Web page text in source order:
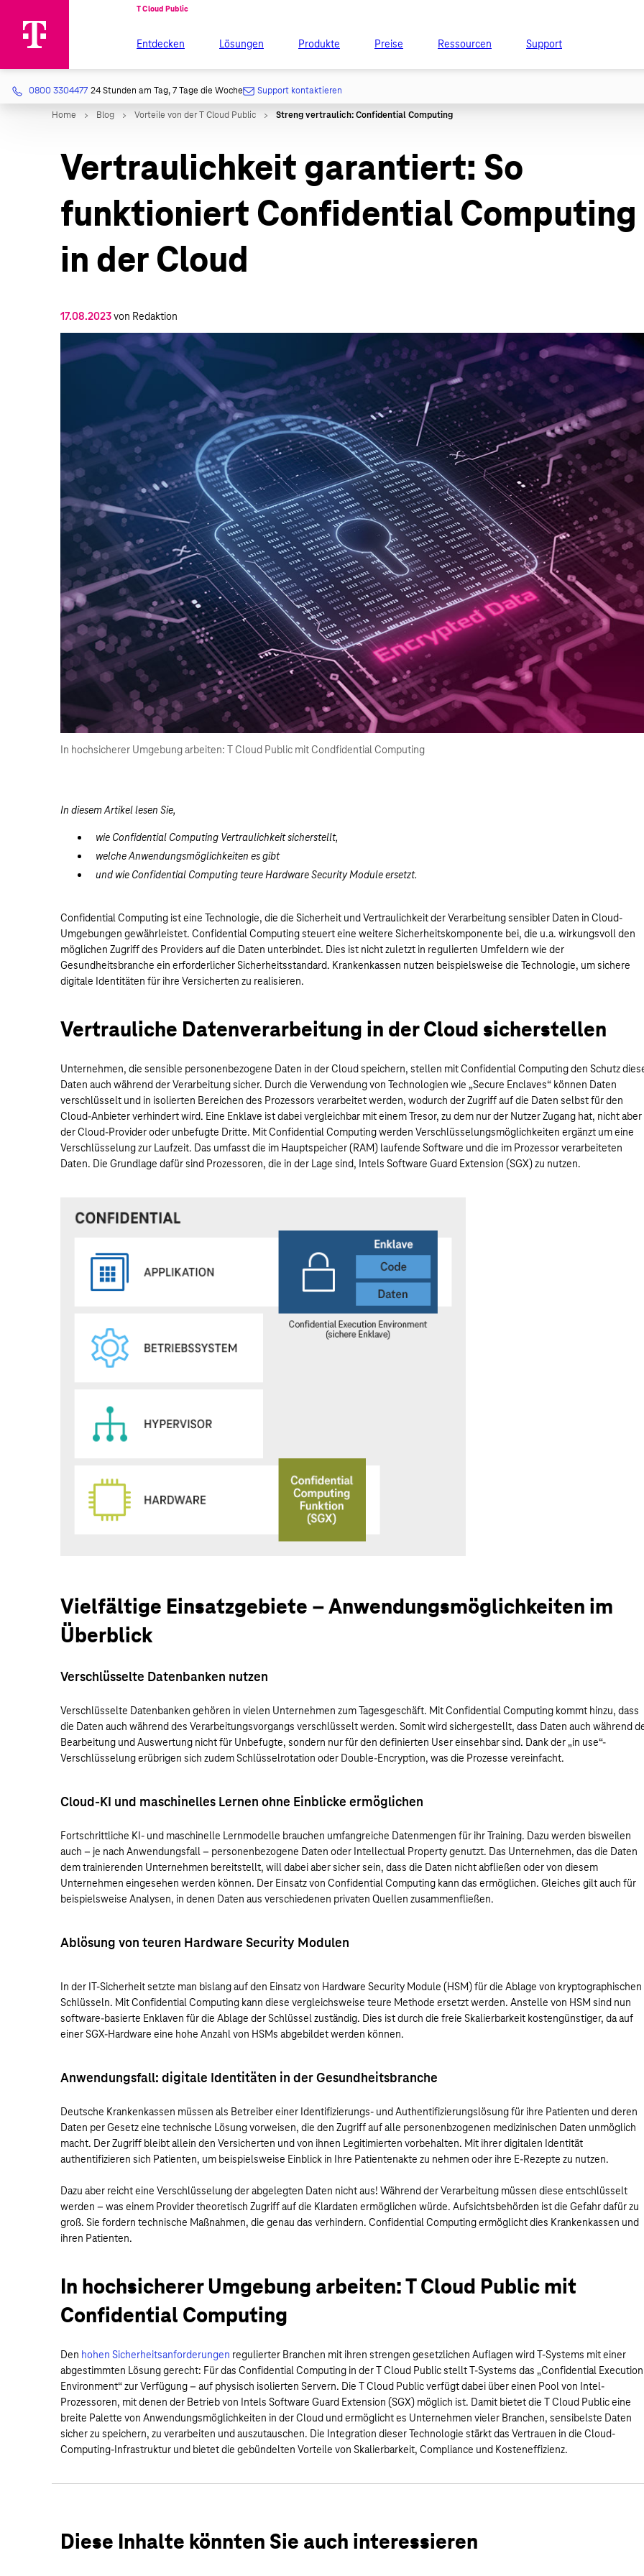
Entdecken Lösungen Produkte Preise Ressourcen Support
0800 3304477 24 Stunden am Tag, 7 Tage die Woche Support kontaktieren
Vertraulichkeit garantiert: So
funktioniert Confidential Computing
in der Cloud
17.08.2023von Redaktion
In hochsicherer Umgebung arbeiten: T Cloud Public mit Condfidential Computing
In diesem Artikel lesen Sie,
wie Confidential Computing Vertraulichkeit sicherstellt,
welche Anwendungsmöglichkeiten es gibt
und wie Confidential Computing teure Hardware Security Module ersetzt.
Confidential Computing ist eine Technologie, die die Sicherheit und Vertraulichkeit der Verarbeitung sensibler Daten in Cloud-
Umgebungen gewährleistet. Confidential Computing steuert eine weitere Sicherheitskomponente bei, die u.a. wirkungsvoll den
möglichen Zugriff des Providers auf die Daten unterbindet. Dies ist nicht zuletzt in regulierten Umfeldern wie der
Gesundheitsbranche ein erforderlicher Sicherheitsstandard. Krankenkassen nutzen beispielsweise die Technologie, um sichere
digitale Identitäten für ihre Versicherten zu realisieren.
Vertrauliche Datenverarbeitung in der Cloud sicherstellen
Unternehmen, die sensible personenbezogene Daten in der Cloud speichern, stellen mit Confidential Computing den Schutz
Daten auch während der Verarbeitung sicher. Durch die Verwendung von Technologien wie „Secure Enclaves“ können Daten
verschlüsselt und in isolierten Bereichen des Prozessors verarbeitet werden, wodurch der Zugriff auf die Daten selbst für den
Cloud-Anbieter verhindert wird. Eine Enklave ist dabei vergleichbar mit einem Tresor, zu dem nur der Nutzer Zugang hat, nicht aber
der Cloud-Provider oder unbefugte Dritte. Mit Confidential Computing werden Verschlüsselungsmöglichkeiten ergänzt um eine
Verschlüsselung zur Laufzeit. Das umfasst die im Hauptspeicher (RAM) laufende Software und die im Prozessor verarbeiteten
Daten. Die Grundlage dafür sind Prozessoren, die in der Lage sind, Intels Software Guard Extension (SGX) zu nutzen.
Vielfältige Einsatzgebiete – Anwendungsmöglichkeiten im
Überblick
Verschlüsselte Datenbanken nutzen
Verschlüsselte Datenbanken gehören in vielen Unternehmen zum Tagesgeschäft. Mit Confidential Computing kommt hinzu, dass
die Daten auch während des Verarbeitungsvorgangs verschlüsselt werden. Somit wird sichergestellt, dass Daten auch während
Bearbeitung und Auswertung nicht für Unbefugte, sondern nur für den definierten User einsehbar sind. Dank der „in use“-
Verschlüsselung erübrigen sich zudem Schlüsselrotation oder Double-Encryption, was die Prozesse vereinfacht.
Cloud-KI und maschinelles Lernen ohne Einblicke ermöglichen
Fortschrittliche KI- und maschinelle Lernmodelle brauchen umfangreiche Datenmengen für ihr Training. Dazu werden bisweilen
auch – je nach Anwendungsfall – personenbezogene Daten oder Intellectual Property genutzt. Das Unternehmen, das die Daten
dem trainierenden Unternehmen bereitstellt, will dabei aber sicher sein, dass die Daten nicht abfließen oder von diesem
Unternehmen eingesehen werden können. Der Einsatz von Confidential Computing kann das ermöglichen. Gleiches gilt auch für
beispielsweise Analysen, in denen Daten aus verschiedenen privaten Quellen zusammenfließen.
Ablösung von teuren Hardware Security Modulen
In der IT-Sicherheit setzte man bislang auf den Einsatz von Hardware Security Module (HSM) für die Ablage von kryptographischen
Schlüsseln. Mit Confidential Computing kann diese vergleichsweise teure Methode ersetzt werden. Anstelle von HSM sind nun
software-basierte Enklaven für die Ablage der Schlüssel zuständig. Dies ist durch die freie Skalierbarkeit kostengünstiger, da auf
einer SGX-Hardware eine hohe Anzahl von HSMs abgebildet werden können.
Anwendungsfall: digitale Identitäten in der Gesundheitsbranche
Deutsche Krankenkassen müssen als Betreiber einer Identifizierungs- und Authentifizierungslösung für ihre Patienten und deren
Daten per Gesetz eine technische Lösung vorweisen, die den Zugriff auf alle personenbzogenen medizinischen Daten unmöglich
macht. Der Zugriff bleibt allein den Versicherten und von ihnen Legitimierten vorbehalten. Mit ihrer digitalen Identität
authentifizieren sich Patienten, um beispielsweise Einblick in Ihre Patientenakte zu nehmen oder ihre E-Rezepte zu nutzen.
Dazu aber reicht eine Verschlüsselung der abgelegten Daten nicht aus! Während der Verarbeitung müssen diese entschlüsselt
werden – was einem Provider theoretisch Zugriff auf die Klardaten ermöglichen würde. Aufsichtsbehörden ist die Gefahr dafür zu
groß. Sie fordern technische Maßnahmen, die genau das verhindern. Confidential Computing ermöglicht dies Krankenkassen und
ihren Patienten.
In hochsicherer Umgebung arbeiten: T Cloud Public mit
Confidential Computing
Den hohen Sicherheitsanforderungen regulierter Branchen mit ihren strengen gesetzlichen Auflagen wird T-Systems mit einer
abgestimmten Lösung gerecht: Für das Confidential Computing in der T Cloud Public stellt T-Systems das „Confidential Execution
Environment“ zur Verfügung – auf physisch isolierten Servern. Die T Cloud Public verfügt dabei über einen Pool von Intel-
Prozessoren, mit denen der Betrieb von Intels Software Guard Extension (SGX) möglich ist. Damit bietet die T Cloud Public eine
breite Palette von Anwendungsmöglichkeiten in der Cloud und ermöglicht es Unternehmen vieler Branchen, sensibelste Daten
sicher zu speichern, zu verarbeiten und auszutauschen. Die Integration dieser Technologie stärkt das Vertrauen in die Cloud-
Computing-Infrastruktur und bietet die gebündelten Vorteile von Skalierbarkeit, Compliance und Kosteneffizienz.
Diese Inhalte könnten Sie auch interessieren